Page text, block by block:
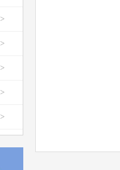
>
>
>
>
>